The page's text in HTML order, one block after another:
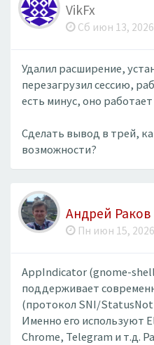
VikFx
Сб июн 13,
Удалил расширение,
перезагрузил сессию,
есть минус, оно
Сделать вывод в трей,
возможности?
Андрей Раков
Пн июн 15,
AppIndicator (gnome-
поддерживает
(протокол SNI/
Именно его используют
Chrome, Telegram и т.д.